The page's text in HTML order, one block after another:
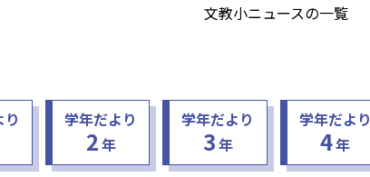
文教小ニュースの一覧
学年だより
2年
学年だより
3年
学年だより
4年